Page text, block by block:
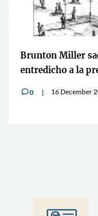
Brunton Miller
entredicho a la
v0 16 December